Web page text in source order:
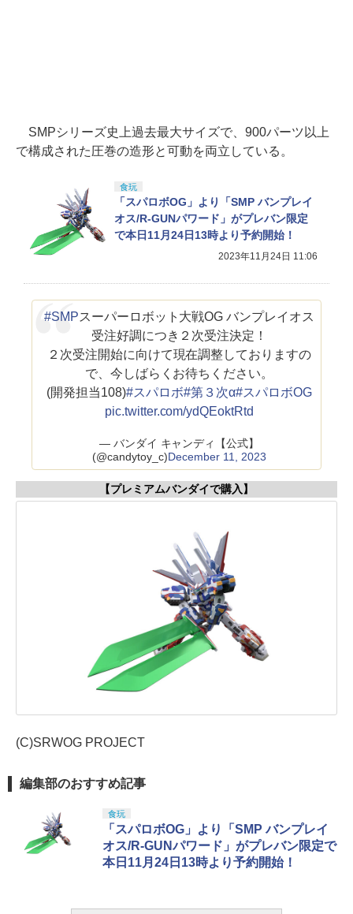
SMPシリーズ史上過去最大サイズで、900パーツ以上
で構成された圧巻の造形と可動を両立している。
食玩
「スパロボOG」より「SMP バンプレイ
オス/R-GUNパワード」がプレバン限定
で本日11月24日13時より予約開始！
2023年11月24日 11:06
#SMPスーパーロボット大戦OG バンプレイオス
受注好調につき２次受注決定！
２次受注開始に向けて現在調整しておりますの
で、今しばらくお待ちください。
(開発担当108)#スパロボ#第３次α#スパロボOG
pic.twitter.com/ydQEoktRtd
— バンダイ キャンディ【公式】
(@candytoy_c)December 11, 2023
【プレミアムバンダイで購入】
(C)SRWOG PROJECT
編集部のおすすめ記事
食玩
「スパロボOG」より「SMP バンプレイ
オス/R-GUNパワード」がプレバン限定で
本日11月24日13時より予約開始！